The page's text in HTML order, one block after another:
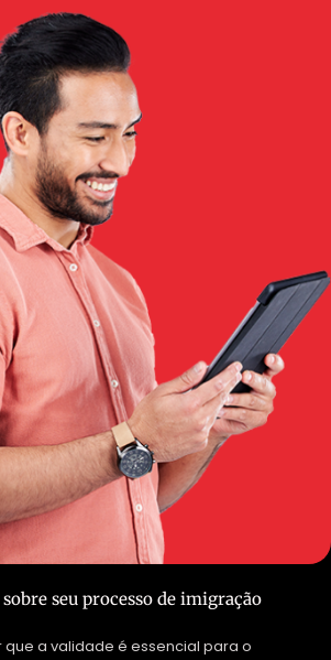
seu processo de imigração
que a validade é essencial para o